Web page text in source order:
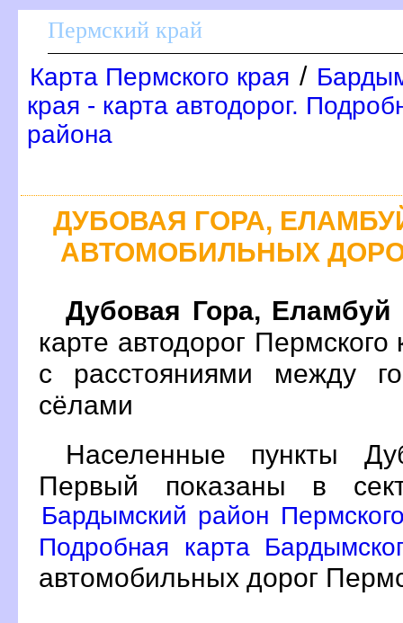
Пермский край
Карта Пермского края /
края - карта автодорог.
района
ДУБОВАЯ ГОРА,
АВТОМОБИЛЬНЫХ
Дубовая Гора,
карте автодорог
с расстояниями между
сёлами
Населенные пункты
Первый показаны в
Бардымский район
Подробная карта
автомобильных дорог